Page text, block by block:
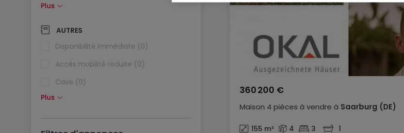
Maison 4 pièces à vendre à Saarburg (DE)
360 200 €
155 m² 4 3 1
Panneaux solaires (0)
Pompe à chaleur (0)
Climatisation (0)
Fibre optique (0)
Plus
AUTRES
Disponibilité immédiate (0)
Accès mobilité réduite (0)
Cave (0)
Grenier (0)
Ascenseur (0)
Plus